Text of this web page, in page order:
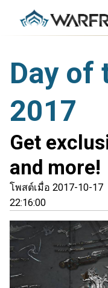
Day of
2017
Get
and more!
โพสต์เมื่อ 2017-10-17
22:16:00